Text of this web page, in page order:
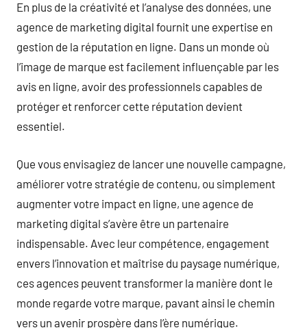
En plus de la créativité et l’analyse des données, une
agence de marketing digital fournit une expertise en
gestion de la réputation en ligne. Dans un monde où
l’image de marque est facilement influençable par les
avis en ligne, avoir des professionnels capables de
protéger et renforcer cette réputation devient
essentiel.
Que vous envisagiez de lancer une nouvelle campagne,
améliorer votre stratégie de contenu, ou simplement
augmenter votre impact en ligne, une agence de
marketing digital s’avère être un partenaire
indispensable. Avec leur compétence, engagement
envers l’innovation et maîtrise du paysage numérique,
ces agences peuvent transformer la manière dont le
monde regarde votre marque, pavant ainsi le chemin
vers un avenir prospère dans l’ère numérique.